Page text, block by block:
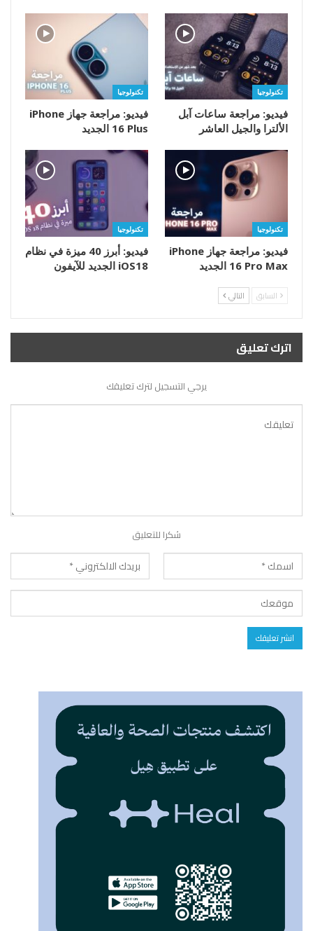
تكنولوجيا
فيديو: مراجعة ساعات آبل
الألترا والجيل العاشر
تكنولوجيا
فيديو: مراجعة جهاز iPhone
16 Plus الجديد
تكنولوجيا
فيديو: مراجعة جهاز iPhone
16 Pro Max الجديد
تكنولوجيا
فيديو: أبرز 40 ميزة في نظام
iOS18 الجديد للآيفون
السابق التالي
اترك تعليق
يرجي التسجيل لترك تعليقك
شكرا للتعليق